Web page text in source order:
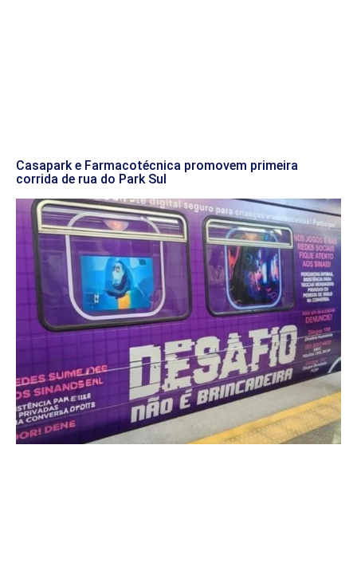
Casapark e Farmacotécnica promovem primeira
corrida de rua do Park Sul